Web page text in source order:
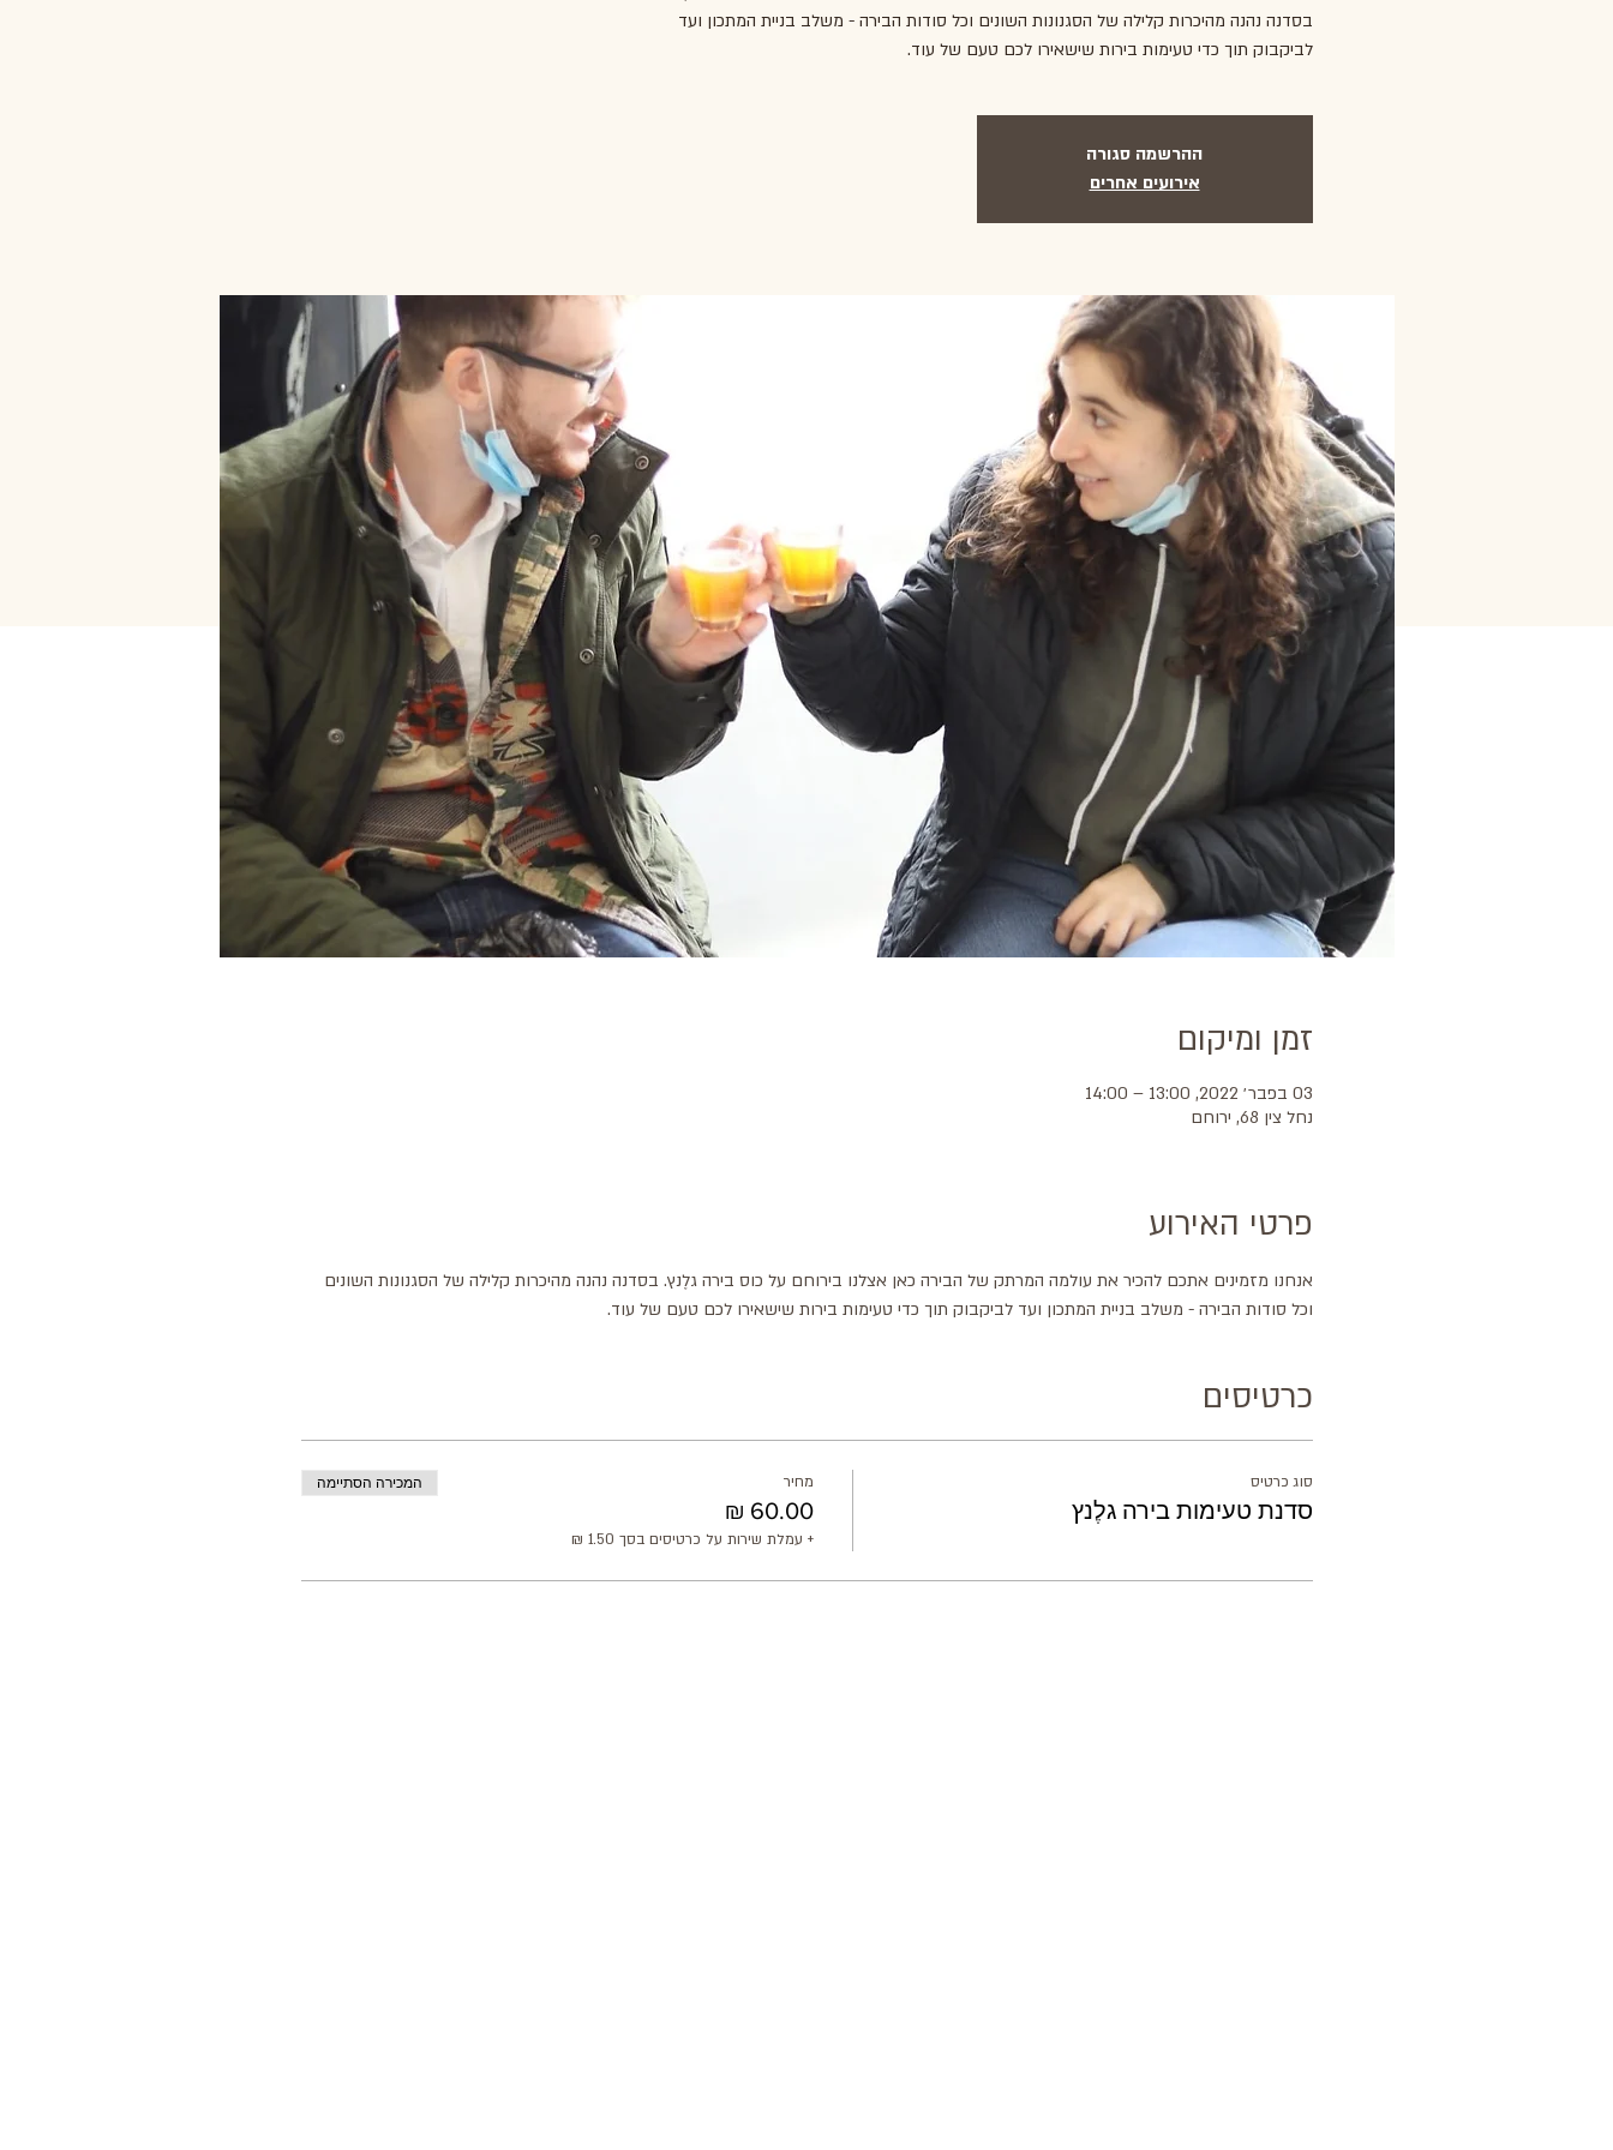
בסדנה נהנה מהיכרות קלילה של הסגנונות השונים וכל סודות הבירה - משלב בניית המתכון ועד
לביקבוק תוך כדי טעימות בירות שישאירו לכם טעם של עוד.
ההרשמה סגורה
אירועים אחרים
זמן ומיקום
03 בפבר׳ 2022, 13:00 – 14:00
נחל צין 68, ירוחם
פרטי האירוע
אנחנו מזמינים אתכם להכיר את עולמה המרתק של הבירה כאן אצלנו בירוחם על כוס בירה גלֶנץ. בסדנה נהנה מהיכרות קלילה של הסגנונות השונים
וכל סודות הבירה - משלב בניית המתכון ועד לביקבוק תוך כדי טעימות בירות שישאירו לכם טעם של עוד.
כרטיסים
סוג כרטיס
סדנת טעימות בירה גלֶנץ
מחיר
+ עמלת שירות על כרטיסים בסך ‏1.50 ‏₪
המכירה הסתיימה